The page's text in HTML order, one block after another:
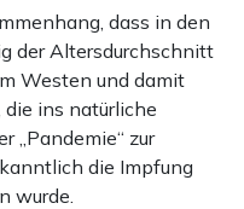
dass in den
der Altersdurchschnitt
Westen und damit
ins natürliche
„Pandemie“ zur
die Impfung
wurde.